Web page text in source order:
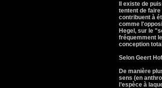
Il existe de
tentent de
contribuent à
comme
Hegel, sur le
fréquemment
conception
Selon Geert
De manière
sens (en
l’espèce à